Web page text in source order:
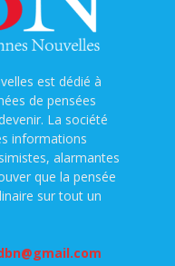
est dédié à
de pensées
La société
informations
alarmantes
que la pensée
sur tout un